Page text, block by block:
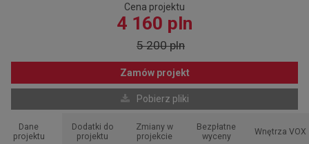
Cena projektu
4 160 pln
5 200 pln
Zamów projekt
Pobierz pliki
Dane
projektu
Dodatki do
projektu
Zmiany w
projekcie
Bezpłatne
wyceny
Wnętrza VOX